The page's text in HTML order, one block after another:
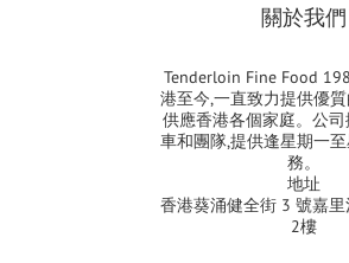
關於我們
Tenderloin Fine Food
港至今,一直致力提供優
供應香港各個家庭。公
車和團隊,提供逢星期一
務。
地址
香港葵涌健全街 3 號嘉
2樓